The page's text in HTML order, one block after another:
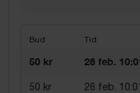
Bud Tid
50 kr 26 feb.
50 kr 26 feb. 10:01